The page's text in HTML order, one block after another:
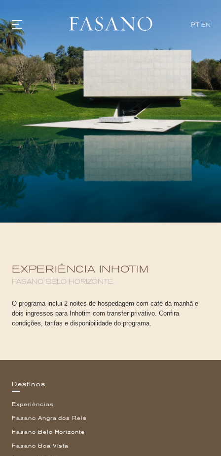
PT EN
GASTRONOMIA
HOTÉIS
EXPERIÊNCIAS
EVENTOS
VILLAS
SHOP | SELEZIONE
DESCUBRA
WHAT'S COOKING
CORRIERE
HISTÓRIA
SUSTENTABILIDADE
CONTATO
EXPERIÊNCIA INHOTIM
FASANO BELO HORIZONTE
O programa inclui 2 noites de hospedagem com café da manhã e
dois ingressos para Inhotim com transfer privativo. Confira
condições, tarifas e disponibilidade do programa.
Destinos
Experiências
Fasano Angra dos Reis
Fasano Belo Horizonte
Fasano Boa Vista